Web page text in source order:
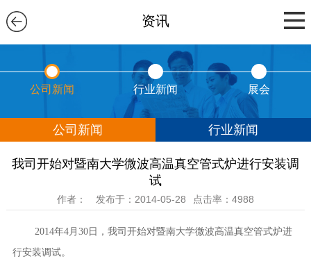
资讯
公司新闻 行业新闻 展会
公司新闻 行业新闻
我司开始对暨南大学微波高温真空管式炉进行安装调
试
作者： 发布于：2014-05-28 点击率：4988
2014年4月30日，我司开始对暨南大学微波高温真空管式炉进
行安装调试。